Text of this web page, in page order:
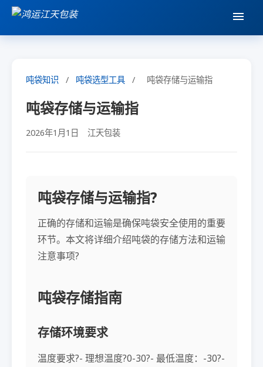
吨袋知识 / 吨袋选型工具 / 吨袋存储与运输指
吨袋存储与运输指
2026年1月1日 江天包装
吨袋存储与运输指?
正确的存储和运输是确保吨袋安全使用的重要
环节。本文将详细介绍吨袋的存储方法和运输
注意事项?
吨袋存储指南
存储环境要求
温度要求?- 理想温度?0-30?- 最低温度：-30?-